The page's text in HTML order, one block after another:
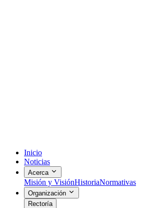
Inicio
Noticias
Acerca
Misión y VisiónHistoriaNormativas
Organización
Rectoría